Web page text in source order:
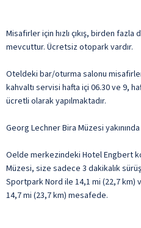
Misafirler için hızlı çıkış, birden
mevcuttur. Ücretsiz otopark vardır.
Oteldeki bar/oturma salonu
kahvaltı servisi hafta içi 06.30 ve 9,
ücretli olarak yapılmaktadır.
Georg Lechner Bira Müzesi yakınında
Oelde merkezindeki Hotel Engbert
Müzesi, size sadece 3 dakikalık
Sportpark Nord ile 14,1 mi (22,7 km)
14,7 mi (23,7 km) mesafede.